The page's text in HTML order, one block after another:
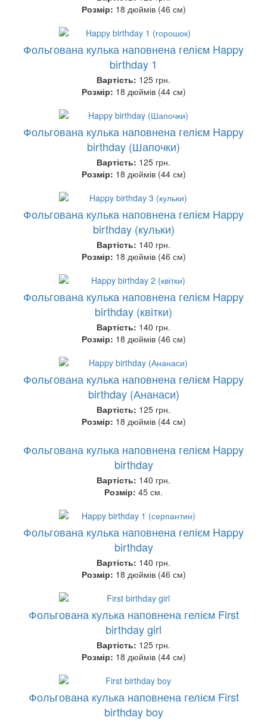
Розмір: 18 дюймів (46 см)
Фольгована кулька наповнена гелієм Happy
birthday 1
Вартість: 125 грн.
Розмір: 18 дюймів (44 см)
Фольгована кулька наповнена гелієм Happy
birthday (Шапочки)
Вартість: 125 грн.
Розмір: 18 дюймів (44 см)
Фольгована кулька наповнена гелієм Happy
birthday (кульки)
Вартість: 140 грн.
Розмір: 18 дюймів (46 см)
Фольгована кулька наповнена гелієм Happy
birthday (квітки)
Вартість: 140 грн.
Розмір: 18 дюймів (46 см)
Фольгована кулька наповнена гелієм Happy
birthday (Ананаси)
Вартість: 125 грн.
Розмір: 18 дюймів (44 см)
Фольгована кулька наповнена гелієм Happy
birthday
Вартість: 140 грн.
Розмір: 45 см.
Фольгована кулька наповнена гелієм Happy
birthday
Вартість: 140 грн.
Розмір: 18 дюймів (46 см)
Фольгована кулька наповнена гелієм First
birthday girl
Вартість: 125 грн.
Розмір: 18 дюймів (44 см)
Фольгована кулька наповнена гелієм First
birthday boy